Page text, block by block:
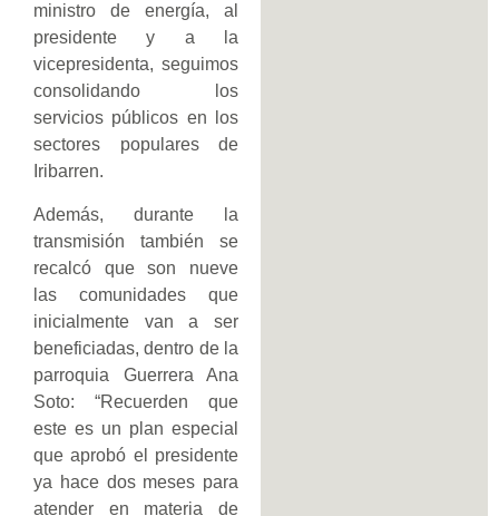
ministro de energía, al
presidente y a la
vicepresidenta, seguimos
consolidando los
servicios públicos en los
sectores populares de
Iribarren.
Además, durante la
transmisión también se
recalcó que son nueve
las comunidades que
inicialmente van a ser
beneficiadas, dentro de la
parroquia Guerrera Ana
Soto: “Recuerden que
este es un plan especial
que aprobó el presidente
ya hace dos meses para
atender en materia de